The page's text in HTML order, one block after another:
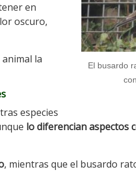
El busardo
en
oscuro,
la
especies
lo diferencian aspectos
, mientras que el busardo